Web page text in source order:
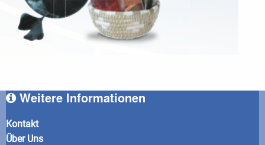
Weitere Informationen
Kontakt
Über Uns